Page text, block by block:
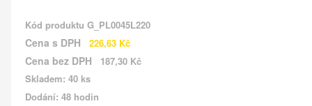
Kód produktu G_PL0045L220
Cena s DPH 226,63 Kč
Cena bez DPH
187,30 Kč
Skladem: 40 ks
Dodání: 48 hodin